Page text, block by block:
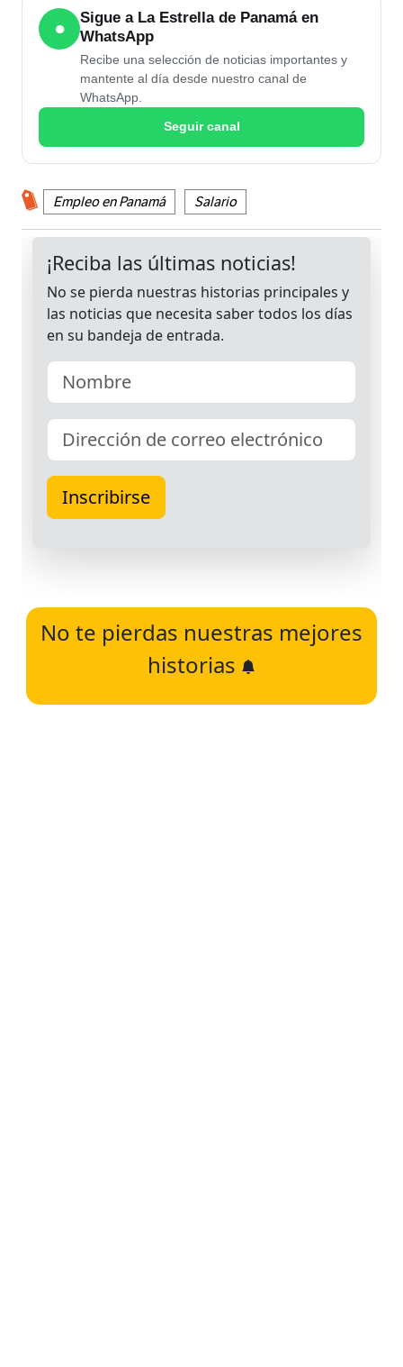
●
Sigue a La Estrella de Panamá en
WhatsApp
Recibe una selección de noticias importantes y
mantente al día desde nuestro canal de
WhatsApp.
Seguir canal
Empleo en Panamá Salario
No te pierdas nuestras mejores
historias